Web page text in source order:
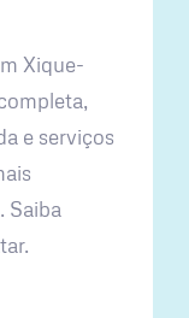
Xique-
e serviços
Saiba